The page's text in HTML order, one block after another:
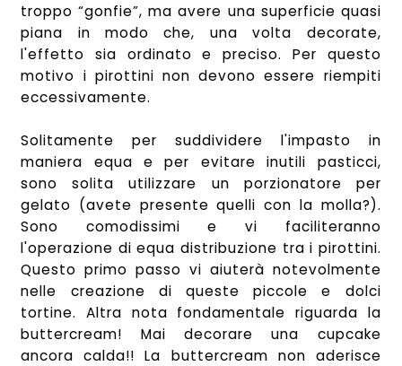
troppo “gonfie”, ma avere una superficie quasi
piana in modo che, una volta decorate,
l'effetto sia ordinato e preciso. Per questo
motivo i pirottini non devono essere riempiti
eccessivamente.
Solitamente per suddividere l'impasto in
maniera equa e per evitare inutili pasticci,
sono solita utilizzare un porzionatore per
gelato (avete presente quelli con la molla?).
Sono comodissimi e vi faciliteranno
l'operazione di equa distribuzione tra i pirottini.
Questo primo passo vi aiuterà notevolmente
nelle creazione di queste piccole e dolci
tortine. Altra nota fondamentale riguarda la
buttercream! Mai decorare una cupcake
ancora calda!! La buttercream non aderisce